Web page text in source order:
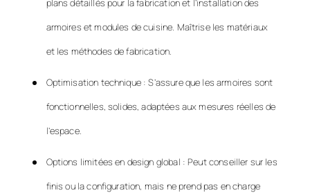
plans détaillés pour la fabrication et l’installation des
armoires et modules de cuisine. Maîtrise les matériaux
et les méthodes de fabrication.
Optimisation technique : S’assure que les armoires sont
fonctionnelles, solides, adaptées aux mesures réelles de
l’espace.
Options limitées en design global : Peut conseiller sur les
finis ou la configuration, mais ne prend pas en charge